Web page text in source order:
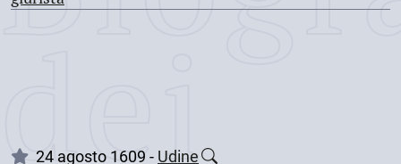
dei
24 agosto 1609 - Udine